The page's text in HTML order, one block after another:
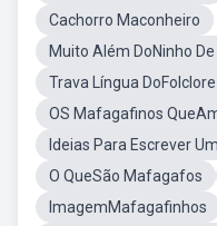
Cachorro Maconheiro
Muito Além DoNinho
Trava Língua
OS Mafagafinos
Ideias Para Escrever
O QueSão Mafagafos
ImagemMafagafinhos